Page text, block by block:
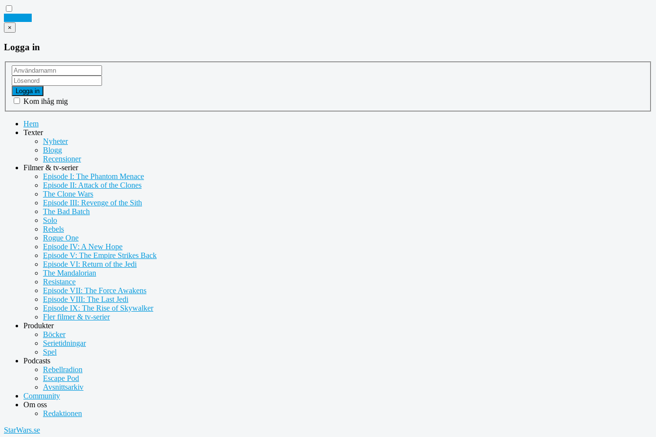
×
Logga in
Logga in
Kom ihåg mig
Hem
Texter
Nyheter
Blogg
Recensioner
Filmer & tv-serier
Episode I: The Phantom Menace
Episode II: Attack of the Clones
The Clone Wars
Episode III: Revenge of the Sith
The Bad Batch
Solo
Rebels
Rogue One
Episode IV: A New Hope
Episode V: The Empire Strikes Back
Episode VI: Return of the Jedi
The Mandalorian
Resistance
Episode VII: The Force Awakens
Episode VIII: The Last Jedi
Episode IX: The Rise of Skywalker
Fler filmer & tv-serier
Produkter
Böcker
Serietidningar
Spel
Podcasts
Rebellradion
Escape Pod
Avsnittsarkiv
Community
Om oss
Redaktionen
StarWars.se